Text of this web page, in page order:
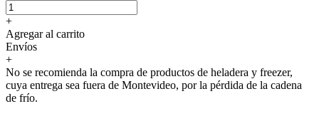
+
Agregar al carrito
Envíos
+
No se recomienda la compra de productos de heladera y freezer,
cuya entrega sea fuera de Montevideo, por la pérdida de la cadena
de frío.